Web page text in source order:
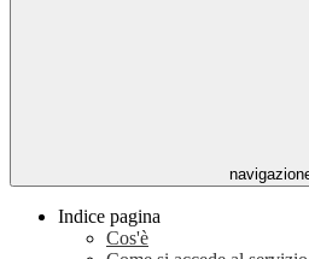
Indice pagina
Cos'è